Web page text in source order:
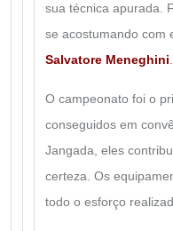
sua técnica apurada.
se acostumando com
Salvatore Meneghini
O campeonato foi o
conseguidos em
Jangada, eles
certeza. Os
todo o esforço